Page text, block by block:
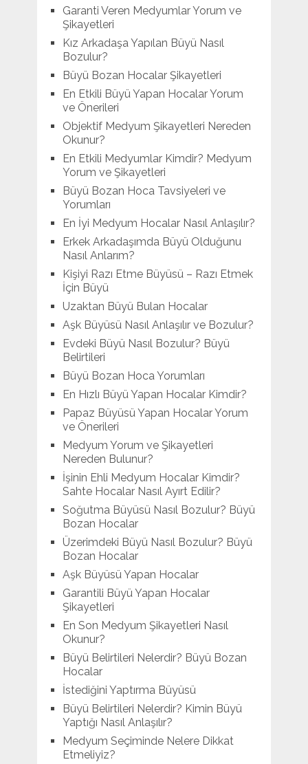
Garanti Veren Medyumlar Yorum ve
Şikayetleri
Kız Arkadaşa Yapılan Büyü Nasıl
Bozulur?
Büyü Bozan Hocalar Şikayetleri
En Etkili Büyü Yapan Hocalar Yorum
ve Önerileri
Objektif Medyum Şikayetleri Nereden
Okunur?
En Etkili Medyumlar Kimdir? Medyum
Yorum ve Şikayetleri
Büyü Bozan Hoca Tavsiyeleri ve
Yorumları
En İyi Medyum Hocalar Nasıl Anlaşılır?
Erkek Arkadaşımda Büyü Olduğunu
Nasıl Anlarım?
Kişiyi Razı Etme Büyüsü – Razı Etmek
İçin Büyü
Uzaktan Büyü Bulan Hocalar
Aşk Büyüsü Nasıl Anlaşılır ve Bozulur?
Evdeki Büyü Nasıl Bozulur? Büyü
Belirtileri
Büyü Bozan Hoca Yorumları
En Hızlı Büyü Yapan Hocalar Kimdir?
Papaz Büyüsü Yapan Hocalar Yorum
ve Önerileri
Medyum Yorum ve Şikayetleri
Nereden Bulunur?
İşinin Ehli Medyum Hocalar Kimdir?
Sahte Hocalar Nasıl Ayırt Edilir?
Soğutma Büyüsü Nasıl Bozulur? Büyü
Bozan Hocalar
Üzerimdeki Büyü Nasıl Bozulur? Büyü
Bozan Hocalar
Aşk Büyüsü Yapan Hocalar
Garantili Büyü Yapan Hocalar
Şikayetleri
En Son Medyum Şikayetleri Nasıl
Okunur?
Büyü Belirtileri Nelerdir? Büyü Bozan
Hocalar
İstediğini Yaptırma Büyüsü
Büyü Belirtileri Nelerdir? Kimin Büyü
Yaptığı Nasıl Anlaşılır?
Medyum Seçiminde Nelere Dikkat
Etmeliyiz?